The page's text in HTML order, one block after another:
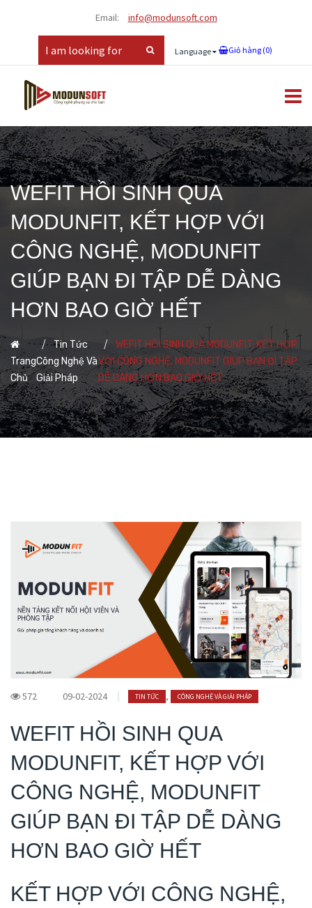
Email: info@modunsoft.com
Language Giỏ hàng (0)
WEFIT HỒI SINH QUA
MODUNFIT, KẾT HỢP VỚI
CÔNG NGHỆ, MODUNFIT
GIÚP BẠN ĐI TẬP DỄ DÀNG
HƠN BAO GIỜ HẾT
Trang
Chủ
Tin Tức,
Công Nghệ Và
Giải Pháp
WEFIT HỒI SINH QUA MODUNFIT, KẾT HỢP
VỚI CÔNG NGHỆ, MODUNFIT GIÚP BẠN ĐI TẬP
DỄ DÀNG HƠN BAO GIỜ HẾT
572 09-02-2024 TIN TỨC , CÔNG NGHỆ VÀ GIẢI PHÁP
WEFIT HỒI SINH QUA
MODUNFIT, KẾT HỢP VỚI
CÔNG NGHỆ, MODUNFIT
GIÚP BẠN ĐI TẬP DỄ DÀNG
HƠN BAO GIỜ HẾT
KẾT HỢP VỚI CÔNG NGHỆ,